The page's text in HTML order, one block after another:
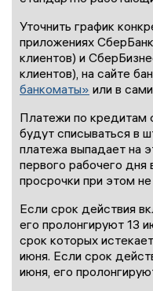
Уточнить график
приложениях
клиентов) и
клиентов), на сайте
банкоматы» или в
Платежи по кредитам
будут списываться в
платежа выпадает на
первого рабочего дня
просрочки при этом
Если срок действия
его пролонгируют 13
срок которых
июня. Если срок
июня, его